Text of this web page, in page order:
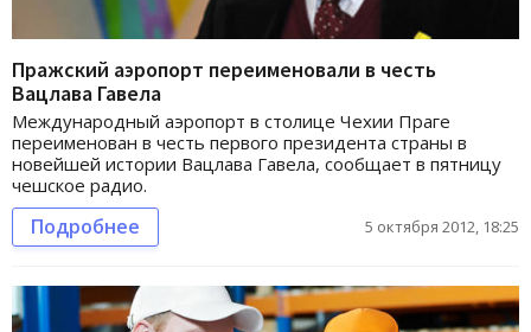
Пражский аэропорт переименовали в честь
Вацлава Гавела
Международный аэропорт в столице Чехии Праге
переименован в честь первого президента страны в
новейшей истории Вацлава Гавела, сообщает в пятницу
чешское радио.
Подробнее 5 октября 2012, 18:25